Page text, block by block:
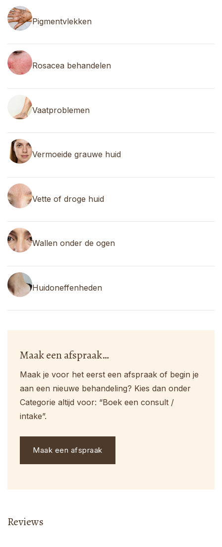
Pigmentvlekken
Rosacea behandelen
Vaatproblemen
Vermoeide grauwe huid
Vette of droge huid
Wallen onder de ogen
Huidoneffenheden
Maak een afspraak…
Maak je voor het eerst een afspraak of begin je
aan een nieuwe behandeling? Kies dan onder
Categorie altijd voor: “Boek een consult /
intake”.
Maak een afspraak
Reviews